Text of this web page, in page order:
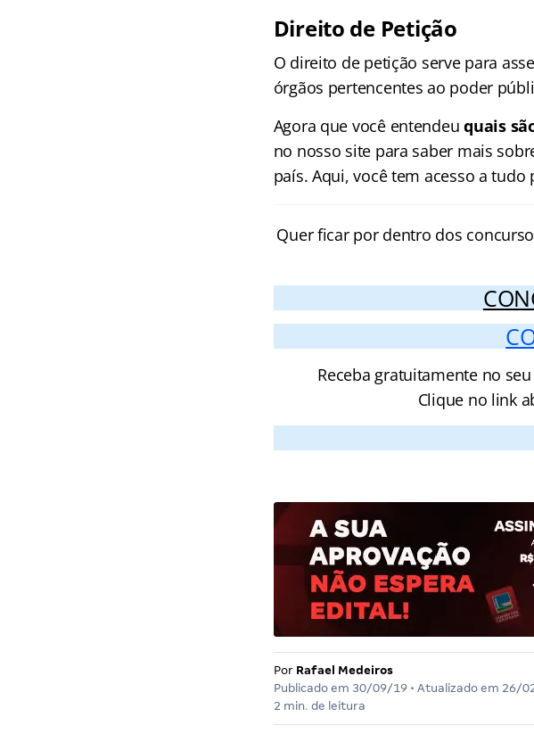
Direito de Petição
O direito de petição serve para
órgãos pertencentes ao poder
Agora que você entendeuquais
no nosso site para saber mais
país. Aqui, você tem acesso a
Quer ficar por dentro dos
Receba gratuitamente no
Clique no link
Por Rafael Medeiros
Publicado em 30/09/19• Atualizado em 26/
2 min. de leitura